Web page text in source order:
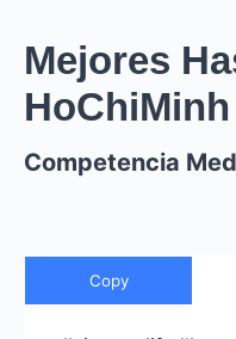
Mejores
HoChiMinh
Competencia
Copy